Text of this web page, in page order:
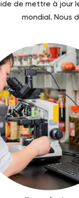
de mettre à jour
mondial. Nous